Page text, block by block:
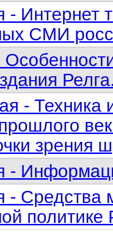
- Интернет
СМИ
- Техника
прошлого
-
- Средства
политике